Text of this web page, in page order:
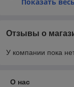
Показать
Отзывы о
У компании пока
О нас